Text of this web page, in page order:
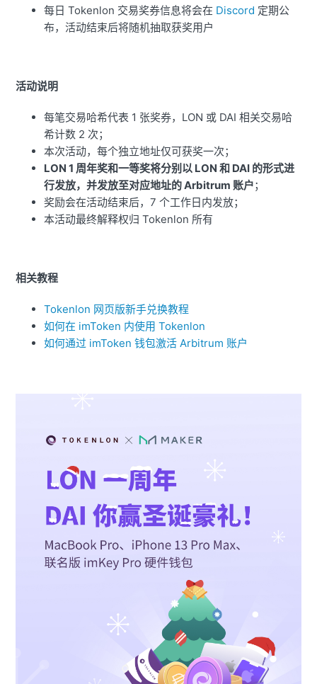
每日 Tokenlon 交易奖券信息将会在 Discord 定期公
布，活动结束后将随机抽取获奖用户
活动说明
每笔交易哈希代表 1 张奖券，LON 或 DAI 相关交易哈
希计数 2 次；
本次活动，每个独立地址仅可获奖一次；
LON 1 周年奖和一等奖将分别以 LON 和 DAI 的形式进
行发放，并发放至对应地址的 Arbitrum 账户；
奖励会在活动结束后，7 个工作日内发放；
本活动最终解释权归 Tokenlon 所有
相关教程
Tokenlon 网页版新手兑换教程
如何在 imToken 内使用 Tokenlon
如何通过 imToken 钱包激活 Arbitrum 账户